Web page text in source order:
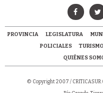
PROVINCIA LEGISLATURA
POLICIALES
TURISMO
QUIÉNES
© Copyright 2007 /